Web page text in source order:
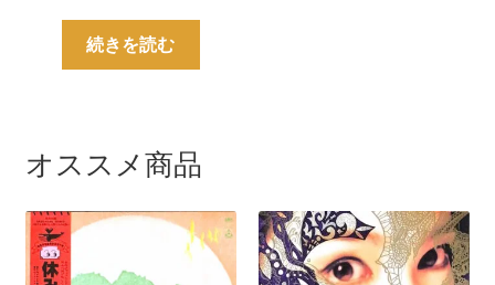
続きを読む
オススメ商品